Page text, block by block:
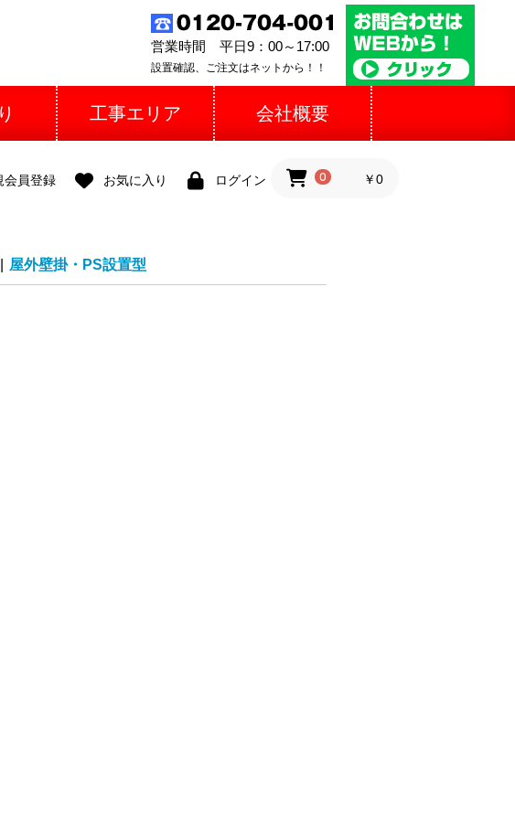
営業時間 平日9：00～17:00
設置確認、ご注文はネットから！！
工事エリア 会社概要
会員登録 お気に入り ログイン 0 ￥0
屋外壁掛・PS設置型